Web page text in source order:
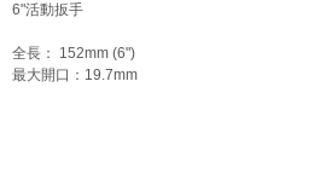
6"活動扳手
全長： 152mm (6")
最大開口：19.7mm